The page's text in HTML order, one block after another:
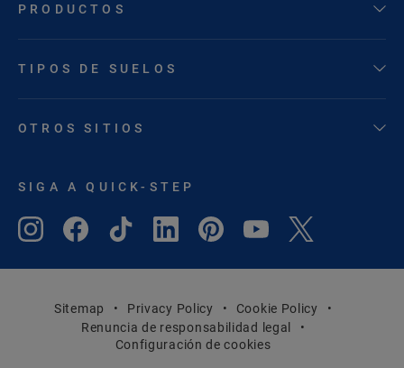
PRODUCTOS
TIPOS DE SUELOS
OTROS SITIOS
SIGA A QUICK-STEP
Sitemap Privacy Policy
Cookie Policy
Renuncia de responsabilidad legal
Configuración de cookies